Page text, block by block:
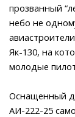
прозванный
небо не
Як-130, на
молодые
Оснащенный
АИ-222-25